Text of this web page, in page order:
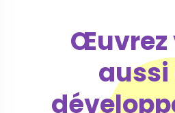
Œuvrez
aussi